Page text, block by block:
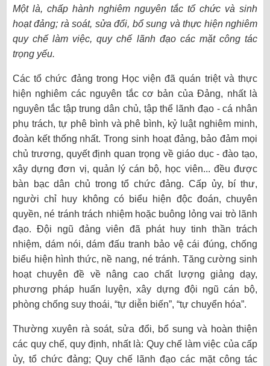
Một là, chấp hành nghiêm nguyên tắc tổ chức và sinh
hoạt đảng; rà soát, sửa đổi, bổ sung và thực hiện nghiêm
quy chế làm việc, quy chế lãnh đạo các mặt công tác
trọng yếu.
Các tổ chức đảng trong Học viện đã quán triệt và thực
hiện nghiêm các nguyên tắc cơ bản của Đảng, nhất là
nguyên tắc tập trung dân chủ, tập thể lãnh đạo - cá nhân
phụ trách, tự phê bình và phê bình, kỷ luật nghiêm minh,
đoàn kết thống nhất. Trong sinh hoạt đảng, bảo đảm mọi
chủ trương, quyết định quan trọng về giáo dục - đào tạo,
xây dựng đơn vị, quản lý cán bộ, học viên... đều được
bàn bạc dân chủ trong tổ chức đảng. Cấp ủy, bí thư,
người chỉ huy không có biểu hiện độc đoán, chuyên
quyền, né tránh trách nhiệm hoặc buông lỏng vai trò lãnh
đạo. Đội ngũ đảng viên đã phát huy tinh thần trách
nhiệm, dám nói, dám đấu tranh bảo vệ cái đúng, chống
biểu hiện hình thức, nề nang, né tránh. Tăng cường sinh
hoạt chuyên đề về nâng cao chất lượng giảng dạy,
phương pháp huấn luyện, xây dựng đội ngũ cán bộ,
phòng chống suy thoái, “tự diễn biến”, “tự chuyển hóa”.
Thường xuyên rà soát, sửa đổi, bổ sung và hoàn thiện
các quy chế, quy định, nhất là: Quy chế làm việc của cấp
ủy, tổ chức đảng; Quy chế lãnh đạo các mặt công tác